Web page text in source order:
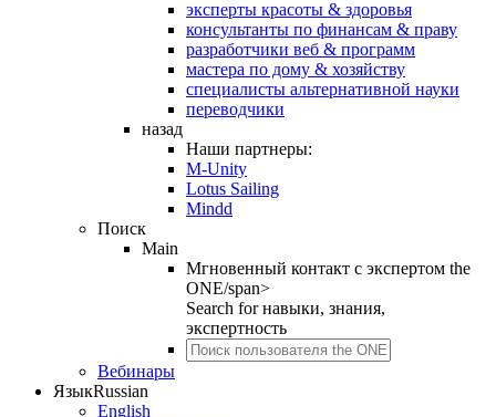
эксперты красоты & здоровья
консультанты по финансам & праву
разработчики веб & программ
мастера по дому & хозяйству
специалисты альтернативной науки
переводчики
назад
Наши партнеры:
M-Unity
Lotus Sailing
Mindd
Поиск
Main
Мгновенный контакт с экспертом the
ONE/span>
Search forнавыки, знания,
экспертность
Вебинары
ЯзыкRussian
English